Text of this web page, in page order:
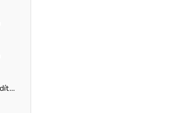
Karabina, 245 cm - Lovecké vodítko (přepínací)